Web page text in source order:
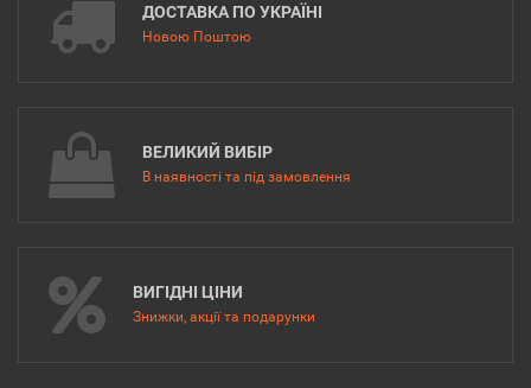
ДОСТАВКА ПО УКРАЇНІ
Новою Поштою
ВЕЛИКИЙ ВИБІР
В наявності та під замовлення
ВИГІДНІ ЦІНИ
Знижки, акції та подарунки